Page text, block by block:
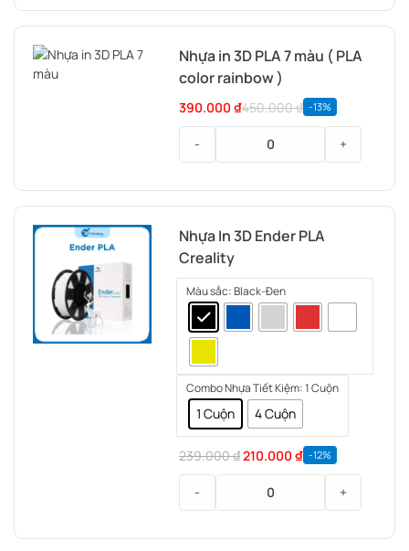
Creality
Hyper
PLA
3d
tốc
độ
cao
)
PLA
7
màu
PLA
color
)
Nhựa in 3D PLA 7 màu ( PLA
color rainbow )
- +
450.000₫
390.000 ₫ -13%
Nhựa In 3D Ender PLA
Creality
Màu sắc: Black-Đen
Combo Nhựa Tiết Kiệm: 1 Cuộn
1 Cuộn 4 Cuộn
- +
239.000₫210.000 ₫ -12%